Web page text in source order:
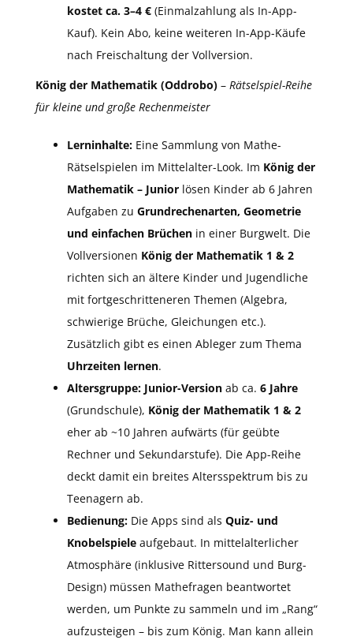
kostet ca. 3–4 € (Einmalzahlung als In-App-
Kauf). Kein Abo, keine weiteren In-App-Käufe
nach Freischaltung der Vollversion.
König der Mathematik (Oddrobo) – Rätselspiel-Reihe
für kleine und große Rechenmeister
Lerninhalte: Eine Sammlung von Mathe-
Rätselspielen im Mittelalter-Look. Im König der
Mathematik – Junior lösen Kinder ab 6 Jahren
Aufgaben zu Grundrechenarten, Geometrie
und einfachen Brüchen in einer Burgwelt. Die
Vollversionen König der Mathematik 1 & 2
richten sich an ältere Kinder und Jugendliche
mit fortgeschritteneren Themen (Algebra,
schwierige Brüche, Gleichungen etc.).
Zusätzlich gibt es einen Ableger zum Thema
Uhrzeiten lernen.
Altersgruppe: Junior-Version ab ca. 6 Jahre
(Grundschule), König der Mathematik 1 & 2
eher ab ~10 Jahren aufwärts (für geübte
Rechner und Sekundarstufe). Die App-Reihe
deckt damit ein breites Altersspektrum bis zu
Teenagern ab.
Bedienung: Die Apps sind als Quiz- und
Knobelspiele aufgebaut. In mittelalterlicher
Atmosphäre (inklusive Rittersound und Burg-
Design) müssen Mathefragen beantwortet
werden, um Punkte zu sammeln und im „Rang“
aufzusteigen – bis zum König. Man kann allein